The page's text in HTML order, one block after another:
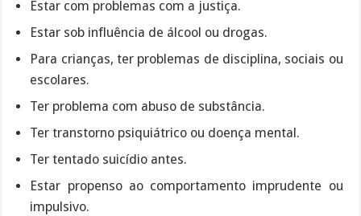
Estar com problemas com a justiça.
Estar sob influência de álcool ou drogas.
Para crianças, ter problemas de disciplina, sociais ou
escolares.
Ter problema com abuso de substância.
Ter transtorno psiquiátrico ou doença mental.
Ter tentado suicídio antes.
Estar propenso ao comportamento imprudente ou
impulsivo.